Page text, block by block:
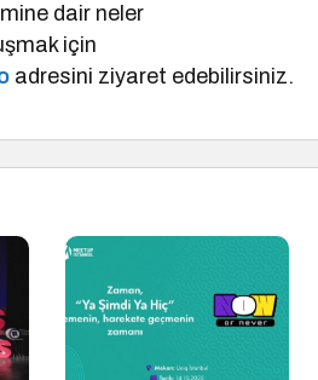
dair neler
için
adresini ziyaret edebilirsiniz.